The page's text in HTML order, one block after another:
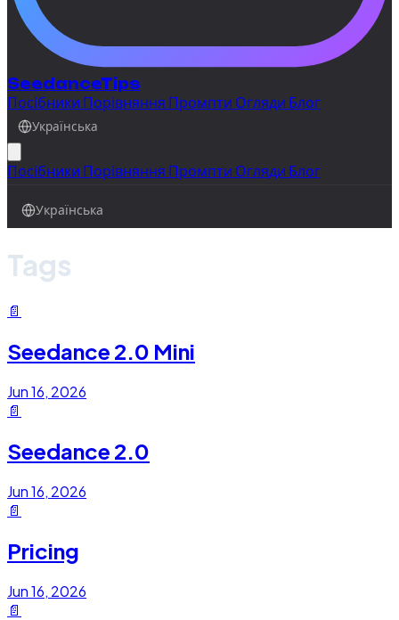
SeedanceTips
Посібники Порівняння Промпти Огляди Блог
Українська
Посібники Порівняння Промпти Огляди Блог
Українська
Tags
📄
Seedance 2.0 Mini
Jun 16, 2026
📄
Seedance 2.0
Jun 16, 2026
📄
Pricing
Jun 16, 2026
📄